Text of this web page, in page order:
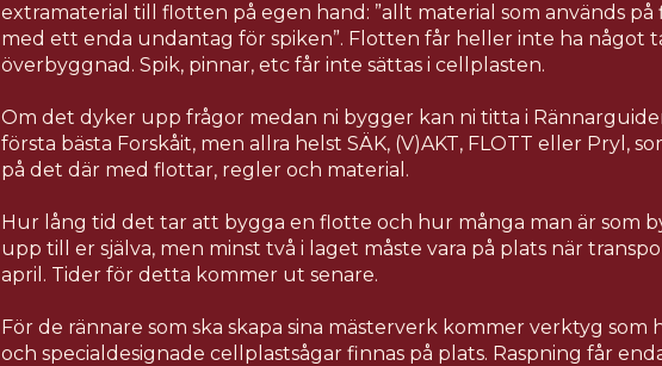
extramaterial till flotten på egen hand: ”allt material som används på
med ett enda undantag för spiken”. Flotten får heller inte ha något
överbyggnad. Spik, pinnar, etc får inte sättas i cellplasten.
Om det dyker upp frågor medan ni bygger kan ni titta i
första bästa Forskåit, men allra helst SÄK, (V)AKT, FLOTT eller Pryl,
på det där med flottar, regler och material.
Hur lång tid det tar att bygga en flotte och hur många man är som
upp till er själva, men minst två i laget måste vara på plats när
april. Tider för detta kommer ut senare.
För de rännare som ska skapa sina mästerverk kommer verktyg som
och specialdesignade cellplastsågar finnas på plats. Raspning får